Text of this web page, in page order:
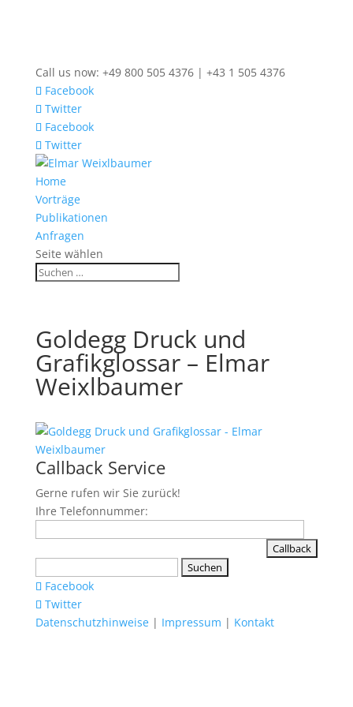
Call us now: +49 800 505 4376 | +43 1 505 4376
Facebook
Twitter
Facebook
Twitter
Home
Vorträge
Publikationen
Anfragen
Seite wählen
Goldegg Druck und
Grafikglossar – Elmar
Weixlbaumer
Callback Service
Gerne rufen wir Sie zurück!
Ihre Telefonnummer:
nach:
Facebook
Twitter
Datenschutzhinweise| Impressum | Kontakt